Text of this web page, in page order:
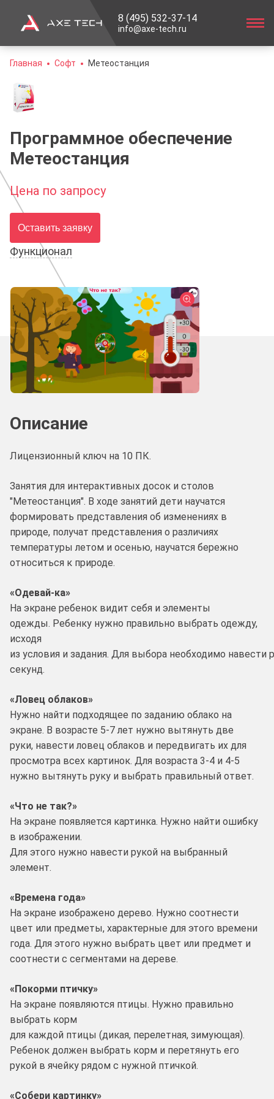
8 (495) 532-37-14
info@axe-tech.ru
Главная Софт Метеостанция
Программное обеспечение
Метеостанция
Цена по запросу
Оставить заявку
Функционал
Описание
Лицензионный ключ на 10 ПК.
Занятия для интерактивных досок и столов
"Метеостанция". В ходе занятий дети научатся
формировать представления об изменениях в
природе, получат представления о различиях
температуры летом и осенью, научатся бережно
относиться к природе.
«Одевай-ка»
На экране ребенок видит себя и элементы
одежды. Ребенку нужно правильно выбрать одежду,
исходя
из условия и задания. Для выбора необходимо
секунд.
«Ловец облаков»
Нужно найти подходящее по заданию облако на
экране. В возрасте 5-7 лет нужно вытянуть две
руки, навести ловец облаков и передвигать их для
просмотра всех картинок. Для возраста 3-4 и 4-5
нужно вытянуть руку и выбрать правильный ответ.
«Что не так?»
На экране появляется картинка. Нужно найти ошибку
в изображении.
Для этого нужно навести рукой на выбранный
элемент.
«Времена года»
На экране изображено дерево. Нужно соотнести
цвет или предметы, характерные для этого времени
года. Для этого нужно выбрать цвет или предмет и
соотнести с сегментами на дереве.
«Покорми птичку»
На экране появляются птицы. Нужно правильно
выбрать корм
для каждой птицы (дикая, перелетная, зимующая).
Ребенок должен выбрать корм и перетянуть его
рукой в ячейку рядом с нужной птичкой.
«Собери картинку»